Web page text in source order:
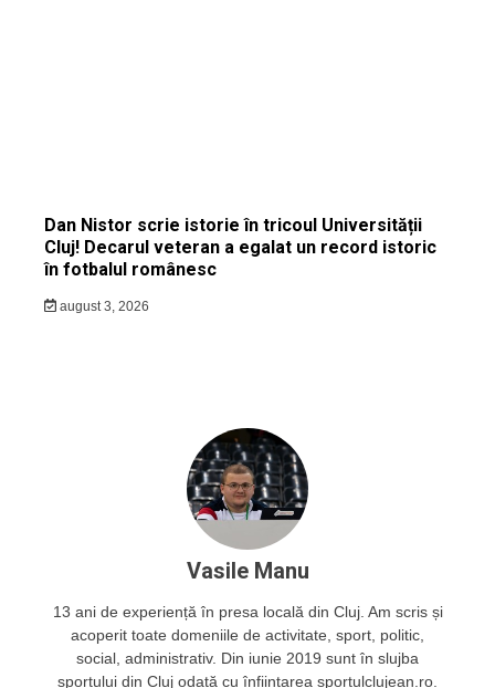
Dan Nistor scrie istorie în tricoul Universității
Cluj! Decarul veteran a egalat un record istoric
în fotbalul românesc
august 3, 2026
Vasile Manu
13 ani de experiență în presa locală din Cluj. Am scris și
acoperit toate domeniile de activitate, sport, politic,
social, administrativ. Din iunie 2019 sunt în slujba
sportului din Cluj odată cu înființarea sportulclujean.ro.